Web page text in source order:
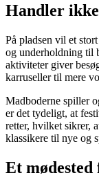
Handler
På pladsen vil et
og underholdning til
aktiviteter giver
karruseller til mere
Madboderne spiller
er det tydeligt, at
retter, hvilket sikrer,
klassikere til nye og
Et